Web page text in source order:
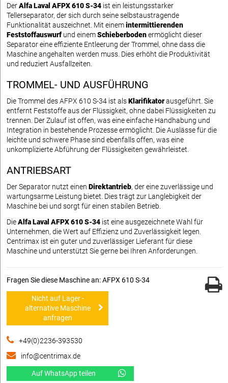
DerAlfa Laval AFPX 610 S-34 ist ein leistungsstarker
Tellerseparator, der sich durch seine selbstaustragende
Funktionalität auszeichnet. Mit einemintermittierenden
Feststoffauswurf und einemSchieberbodenermöglicht dieser
Separator eine effiziente Entleerung der Trommel, ohne dass die
Maschine angehalten werden muss. Dies erhöht die Produktivität
und reduziert Ausfallzeiten.
TROMMEL- UND AUSFÜHRUNG
Die Trommel des AFPX 610 S-34 ist alsKlarifikatorausgeführt. Sie
entfernt Feststoffe aus der Flüssigkeit, ohne dabei Flüssigkeiten zu
trennen. Der Zulauf ist offen, was eine einfache Handhabung und
Integration in bestehende Prozesse ermöglicht. Die Auslässe für die
leichte und schwere Phase sind ebenfalls offen, was eine
unkomplizierte Abführung der Flüssigkeiten gewährleistet.
ANTRIEBSART
Der Separator nutzt einen Direktantrieb, der eine zuverlässige und
wartungsarme Leistung bietet. Dies trägt zur Langlebigkeit der
Maschine bei und sorgt für einen stabilen Betrieb.
DieAlfa Laval AFPX 610 S-34 ist eine ausgezeichnete Wahl für
Unternehmen, die Wert auf Effizienz und Zuverlässigkeit legen.
Centrimax ist ein guter und zuverlässiger Lieferant für diese
Maschine und unterstützt Sie gerne bei Ihren Anforderungen.
Fragen Sie diese Maschine an: AFPX 610 S-34
Nicht auf Lager -
alternative Maschine
anfragen
+49(0)2236-393530
info@centrimax.de
Auf WhatsApp teilen